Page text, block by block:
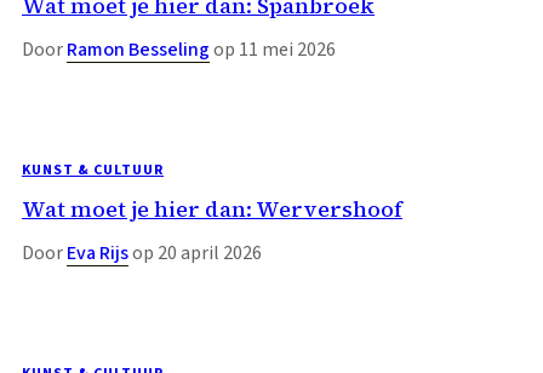
DoorRamon Besselingop 11 mei 2026
KUNST & CULTUUR
Wat moet je hier dan: Wervershoof
DoorEva Rijsop 20 april 2026